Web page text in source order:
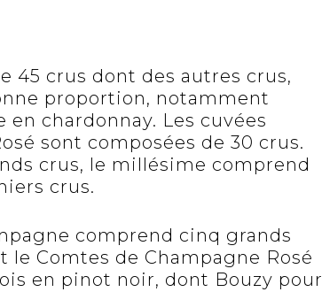
45 crus dont des autres crus,
proportion, notamment
en chardonnay. Les cuvées
sont composées de 30 crus.
crus, le millésime comprend
crus.
comprend cinq grands
le Comtes de Champagne Rosé
en pinot noir, dont Bouzy pour